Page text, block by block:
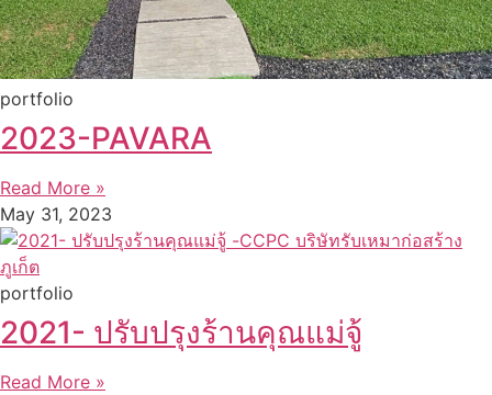
portfolio
2023-PAVARA
Read More »
May 31, 2023
portfolio
2021- ปรับปรุงร้านคุณแม่จู้
Read More »